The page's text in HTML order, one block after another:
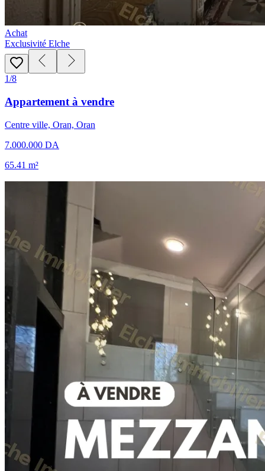
Achat
Exclusivité Elche
1/8
Appartement à vendre
Centre ville, Oran, Oran
7.000.000 DA
65.41 m²